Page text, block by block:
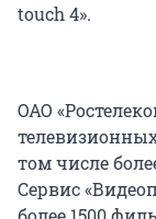
touch 4».
ОАО
том числе
Сервис